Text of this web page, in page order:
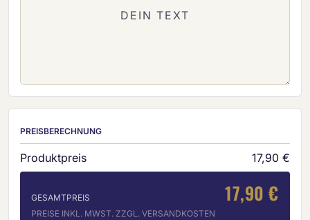
PREISBERECHNUNG
Produktpreis 17,90 €
GESAMTPREIS 17,90 €
PREISE INKL. MWST. ZZGL. VERSANDKOSTEN